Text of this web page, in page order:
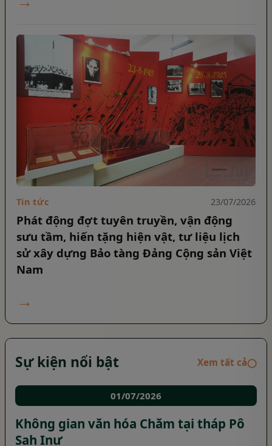
Tin tức 23/07/2026
Phát động đợt tuyên truyền, vận động
sưu tầm, hiến tặng hiện vật, tư liệu lịch
sử xây dựng Bảo tàng Đảng Cộng sản Việt
Nam
→
Sự kiện nổi bật Xem tất cả◯
01/07/2026
Không gian văn hóa Chăm tại tháp Pô
Sah Inư